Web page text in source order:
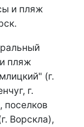
и пляж
пляж
(г.
г.
поселков
Ворскла),